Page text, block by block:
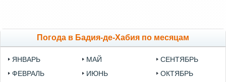
Погода в Бадия-де-Хабия по месяцам
ЯНВАРЬ
ФЕВРАЛЬ
МАЙ
ИЮНЬ
СЕНТЯБРЬ
ОКТЯБРЬ